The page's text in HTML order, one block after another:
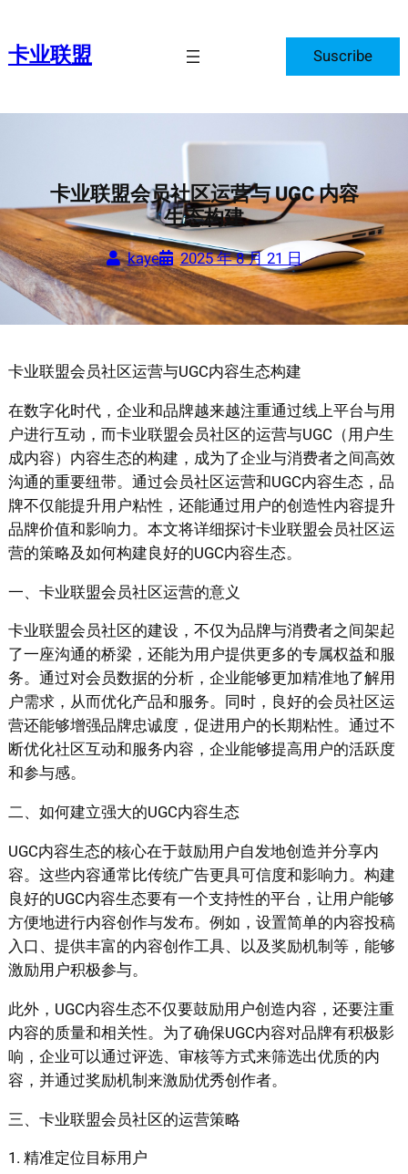
内卡业联盟 Suscribe
卡业联盟会员社区运营与 UGC 内容
生态构建
kaye 2025 年 8 月 21 日
卡业联盟会员社区运营与UGC内容生态构建
在数字化时代，企业和品牌越来越注重通过线上平台与用
户进行互动，而卡业联盟会员社区的运营与UGC（用户生
成内容）内容生态的构建，成为了企业与消费者之间高效
沟通的重要纽带。通过会员社区运营和UGC内容生态，品
牌不仅能提升用户粘性，还能通过用户的创造性内容提升
品牌价值和影响力。本文将详细探讨卡业联盟会员社区运
营的策略及如何构建良好的UGC内容生态。
一、卡业联盟会员社区运营的意义
卡业联盟会员社区的建设，不仅为品牌与消费者之间架起
了一座沟通的桥梁，还能为用户提供更多的专属权益和服
务。通过对会员数据的分析，企业能够更加精准地了解用
户需求，从而优化产品和服务。同时，良好的会员社区运
营还能够增强品牌忠诚度，促进用户的长期粘性。通过不
断优化社区互动和服务内容，企业能够提高用户的活跃度
和参与感。
二、如何建立强大的UGC内容生态
UGC内容生态的核心在于鼓励用户自发地创造并分享内
容。这些内容通常比传统广告更具可信度和影响力。构建
良好的UGC内容生态要有一个支持性的平台，让用户能够
方便地进行内容创作与发布。例如，设置简单的内容投稿
入口、提供丰富的内容创作工具、以及奖励机制等，能够
激励用户积极参与。
此外，UGC内容生态不仅要鼓励用户创造内容，还要注重
内容的质量和相关性。为了确保UGC内容对品牌有积极影
响，企业可以通过评选、审核等方式来筛选出优质的内
容，并通过奖励机制来激励优秀创作者。
三、卡业联盟会员社区的运营策略
1. 精准定位目标用户